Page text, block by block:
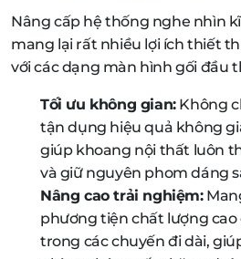
Nâng cấp hệ thống nghe nhìn
mang lại rất nhiều lợi ích thiết
với các dạng màn hình gối đầu
Tối ưu không gian:Không
tận dụng hiệu quả không
giúp khoang nội thất luôn
và giữ nguyên phom dáng
Nâng cao trải nghiệm:
phương tiện chất lượng
trong các chuyến đi dài,